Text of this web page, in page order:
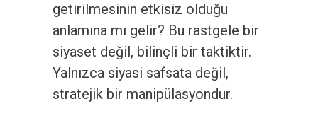
getirilmesinin etkisiz olduğu
anlamına mı gelir? Bu rastgele bir
siyaset değil, bilinçli bir taktiktir.
Yalnızca siyasi safsata değil,
stratejik bir manipülasyondur.